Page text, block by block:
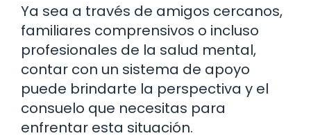
Ya sea a través de amigos cercanos,
familiares comprensivos o incluso
profesionales de la salud mental,
contar con un sistema de apoyo
puede brindarte la perspectiva y el
consuelo que necesitas para
enfrentar esta situación.